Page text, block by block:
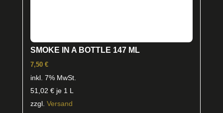
SMOKE IN A BOTTLE 147 ML
7,50 €
inkl. 7% MwSt.
51,02 €je 1 L
zzgl. Versand